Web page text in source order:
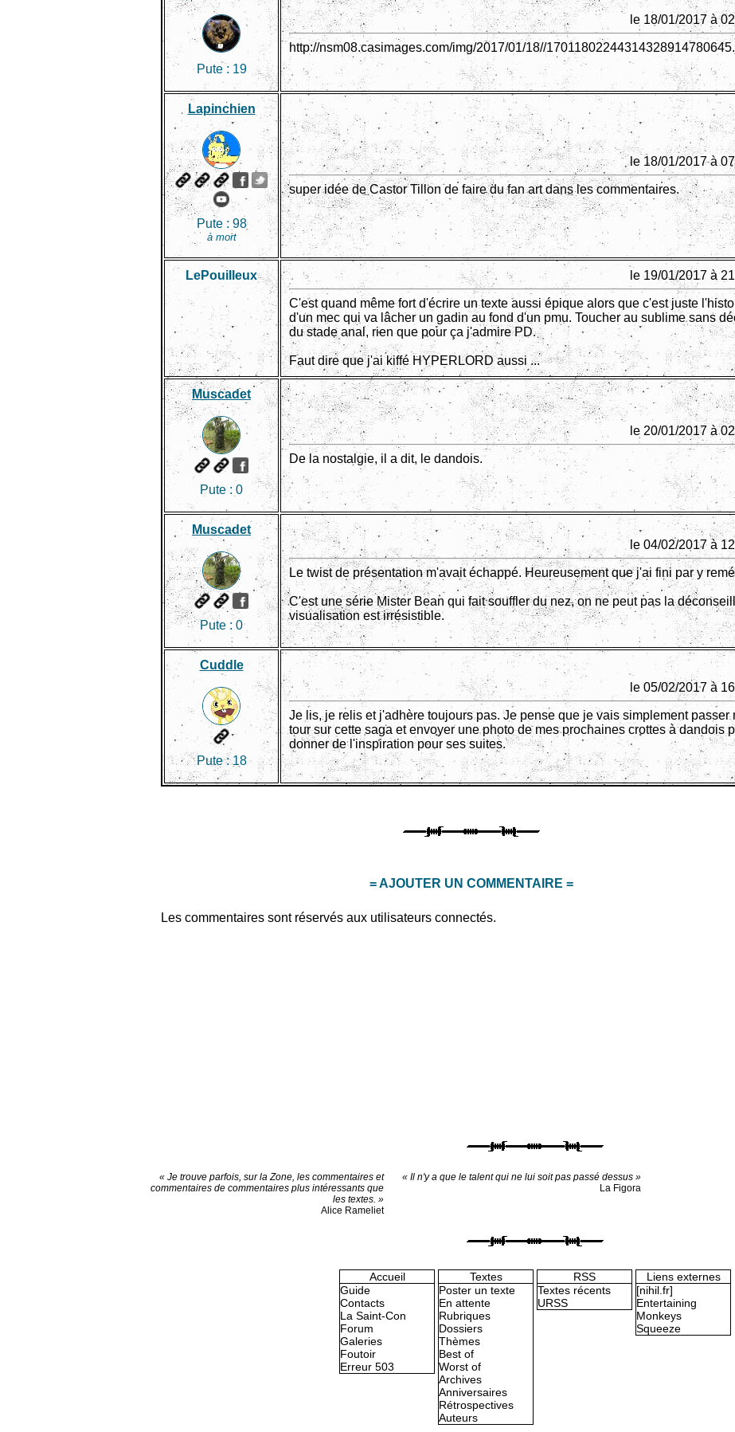
Pute : 19
le 18/01/2017 à
http://nsm08.casimages.com/img/2017/01/18//
Lapinchien
Pute : 98
à mort
le 18/01/2017 à
super idée de Castor Tillon de faire du fan art dans les commentaires.
LePouiIleux le 19/01/2017 à
C'est quand même fort d'écrire un texte aussi épique alors que c'est juste
d'un mec qui va lâcher un gadin au fond d'un pmu. Toucher au sublime sans
du stade anal, rien que pour ça j'admire PD.
Faut dire que j'ai kiffé HYPERLORD aussi ...
Muscadet
Pute : 0
le 20/01/2017 à
De la nostalgie, il a dit, le dandois.
Muscadet
Pute : 0
le 04/02/2017 à
Le twist de présentation m'avait échappé. Heureusement que j'ai fini par y
C'est une série Mister Bean qui fait souffler du nez, on ne peut pas la
visualisation est irrésistible.
Cuddle
Pute :18
le 05/02/2017 à
Je lis, je relis et j'adhère toujours pas. Je pense que je vais simplement passer
tour sur cette saga et envoyer une photo de mes prochaines crottes à dandois
donner de l'inspiration pour ses suites.
= AJOUTER UN COMMENTAIRE =
Les commentaires sont réservés aux utilisateurs connectés.
« Je trouve parfois, sur la Zone, les commentaires et
commentaires de commentaires plus intéressants que
les textes. »
Alice Rameliet
« Il n'y a que le talent qui ne lui soit pas passé dessus »
La Figora
Accueil
Guide
Contacts
La Saint-Con
Forum
Galeries
Foutoir
Erreur 503
Textes
Poster un texte
En attente
Rubriques
Dossiers
Thèmes
Best of
Worst of
Archives
Anniversaires
Rétrospectives
Auteurs
RSS
Textes récents
URSS
Liens externes
[nihil.fr]
Entertaining
Monkeys
Squeeze